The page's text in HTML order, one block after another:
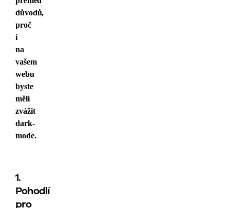
důvodů,
proč
i
na
vašem
webu
byste
měli
zvážit
dark-
mode.
1.
Pohodlí
pro